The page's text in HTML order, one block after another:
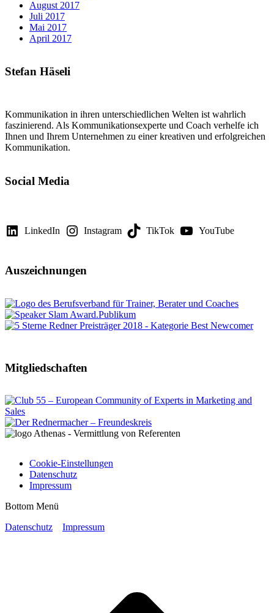
August 2017
Juli 2017
Mai 2017
April 2017
Stefan Häseli
Kommunikation in ihren unterschiedlichen Welten ist wahrlich
faszinierend. Als Kommunikationsexperte und Coach verhelfe ich
Ihnen und Ihrem Unternehmen zu einer kreativen und erfolgreichen
Kommunikation.
Social Media
LinkedIn Instagram TikTok YouTube
Auszeichnungen
Mitgliedschaften
Cookie-Einstellungen
Datenschutz
Impressum
Bottom Menü
Datenschutz
Impressum